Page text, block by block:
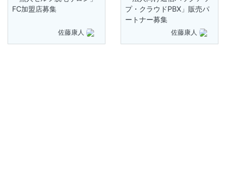
FC加盟店募集
佐藤康人
プ・クラウドPBX」販売パ
ートナー募集
佐藤康人